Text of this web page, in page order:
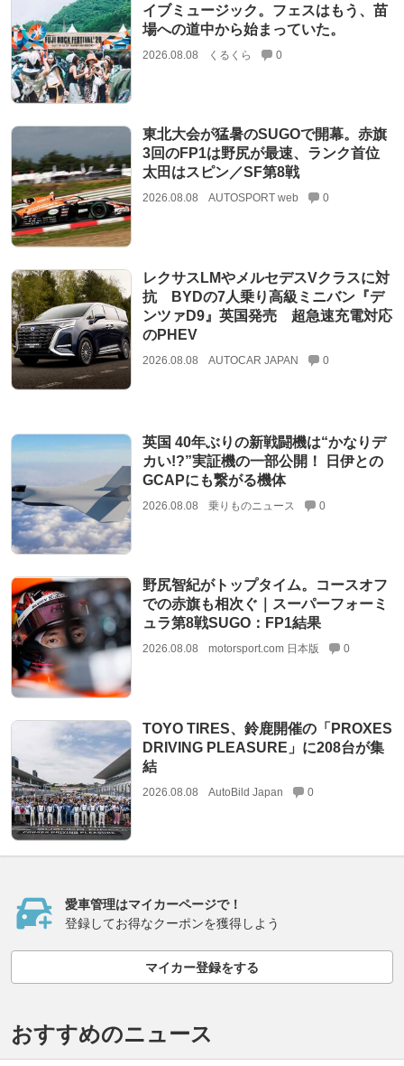
イブミュージック。フェスはもう、苗
場への道中から始まっていた。
2026.08.08 くるくら 0
東北大会が猛暑のSUGOで開幕。赤旗
3回のFP1は野尻が最速、ランク首位
太田はスピン／SF第8戦
2026.08.08 AUTOSPORT web 0
レクサスLMやメルセデスVクラスに対
抗 BYDの7人乗り高級ミニバン『デ
ンツァD9』英国発売 超急速充電対応
のPHEV
2026.08.08 AUTOCAR JAPAN 0
英国 40年ぶりの新戦闘機は“かなりデ
カい!?”実証機の一部公開！ 日伊との
GCAPにも繋がる機体
2026.08.08 乗りものニュース 0
野尻智紀がトップタイム。コースオフ
での赤旗も相次ぐ｜スーパーフォーミ
ュラ第8戦SUGO：FP1結果
2026.08.08 motorsport.com 日本版 0
TOYO TIRES、鈴鹿開催の「PROXES
DRIVING PLEASURE」に208台が集
結
2026.08.08 AutoBild Japan 0
愛車管理はマイカーページで！
登録してお得なクーポンを獲得しよう
マイカー登録をする
おすすめのニュース